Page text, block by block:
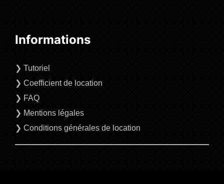
Informations
❯ Tutoriel
❯ Coefficient de location
❯ FAQ
❯ Mentions légales
❯ Conditions générales de location